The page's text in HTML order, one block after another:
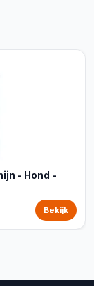
- Hond -
Bekijk